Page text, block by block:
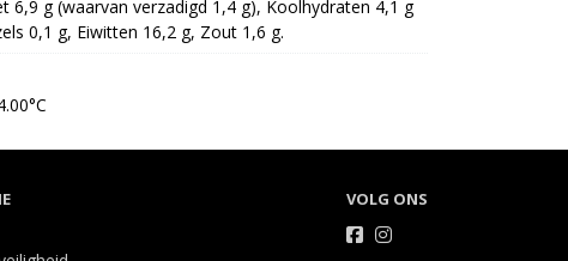
poedermix 5% [zout, glucosestroop, EIpoeder,
conserveermiddel: E262, dextrose, aroma,
E301]], paneermeel 7% [paneermeel (TARWE)]
(TARWEbloem (GLUTEN), zout, gist),
antioxidant: E331, aroma (rook)], paneermeel 3%
KHORASANTARWE, MOSTERD, ROGGE, SELDERIJ,
3% [specerij (SELDERIJ), zout, plantaardig
E621, kruidenextract] (GLUTEN, TARWE),
6,9 g (waarvan verzadigd 1,4 g), Koolhydraten 4,1 g
0,1 g, Eiwitten 16,2 g, Zout 1,6 g.
VOLG ONS